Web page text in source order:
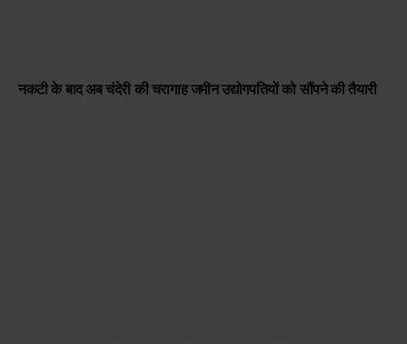
नकटी के बाद अब चंदेरी की चरागाह जमीन उद्योगपतियों को सौंपने की तैयारी